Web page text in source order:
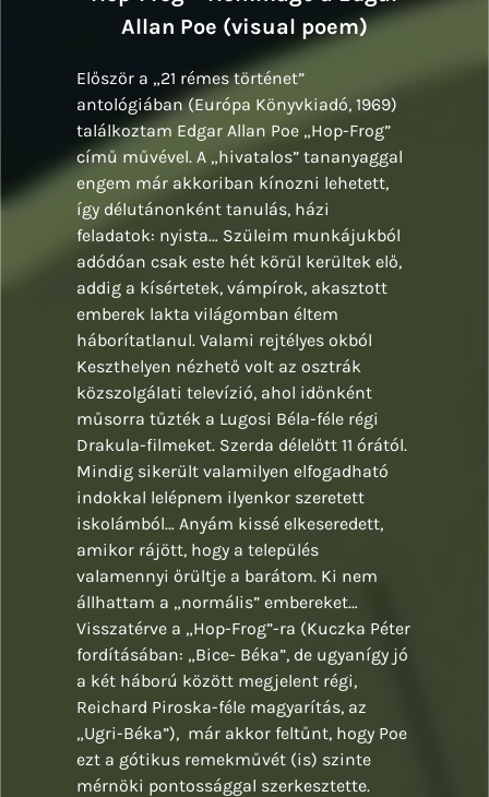
Allan Poe (visual poem)
Először a „21 rémes történet”
antológiában (Európa Könyvkiadó, 1969)
találkoztam Edgar Allan Poe „Hop-Frog”
című művével. A „hivatalos” tananyaggal
engem már akkoriban kínozni lehetett,
így délutánonként tanulás, házi
feladatok: nyista… Szüleim munkájukból
adódóan csak este hét körül kerültek elő,
addig a kísértetek, vámpírok, akasztott
emberek lakta világomban éltem
háborítatlanul. Valami rejtélyes okból
Keszthelyen nézhető volt az osztrák
közszolgálati televízió, ahol időnként
műsorra tűzték a Lugosi Béla-féle régi
Drakula-filmeket. Szerda délelőtt 11 órától.
Mindig sikerült valamilyen elfogadható
indokkal lelépnem ilyenkor szeretett
iskolámból… Anyám kissé elkeseredett,
amikor rájött, hogy a település
valamennyi őrültje a barátom. Ki nem
állhattam a „normális” embereket…
Visszatérve a „Hop-Frog”-ra (Kuczka Péter
fordításában: „Bice- Béka”, de ugyanígy jó
a két háború között megjelent régi,
Reichard Piroska-féle magyarítás, az
„Ugri-Béka”), már akkor feltűnt, hogy Poe
ezt a gótikus remekművét (is) szinte
mérnöki pontossággal szerkesztette.